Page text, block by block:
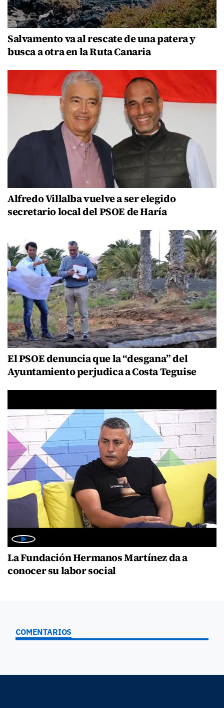
Salvamento va al rescate de una patera y
busca a otra en la Ruta Canaria
Alfredo Villalba vuelve a ser elegido
secretario local del PSOE de Haría
El PSOE denuncia que la “desgana” del
Ayuntamiento perjudica a Costa Teguise
La Fundación Hermanos Martínez da a
conocer su labor social
COMENTARIOS